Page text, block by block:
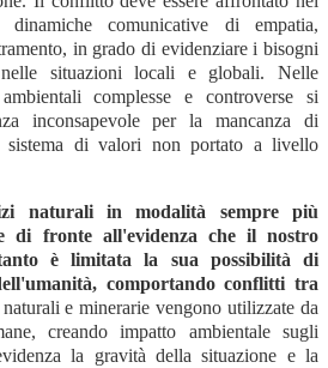
comunicative di empatia,
in grado di evidenziare i bisogni
situazioni locali e globali. Nelle
complesse e controverse si
inconsapevole per la mancanza di
sistema di valori non portato a livello
naturali in modalità sempre più
di fronte all'evidenza che il nostro
è limitata la sua possibilità di
comportando conflitti tra
e minerarie vengono utilizzate da
creando impatto ambientale sugli
la gravità della situazione e la